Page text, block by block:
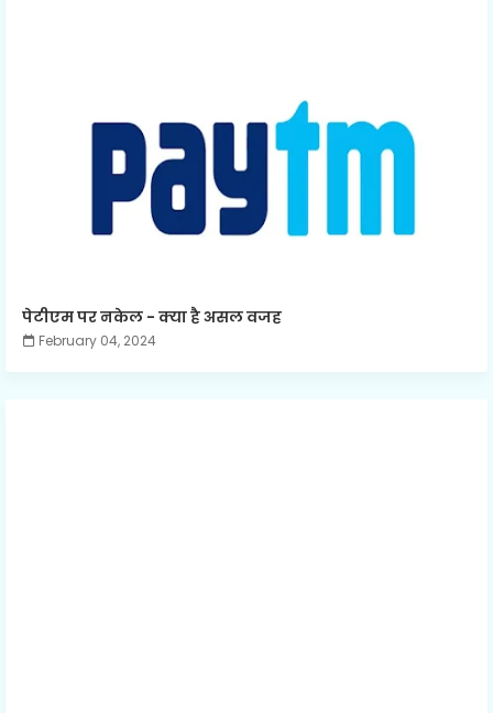
पेटीएम पर नकेल - क्या है असल वजह
February 04, 2024